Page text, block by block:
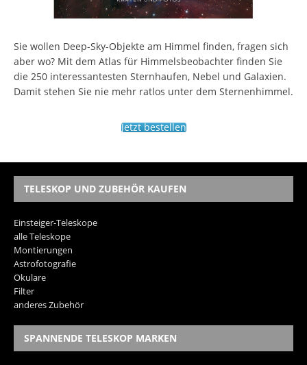
Sie wollen Deep-Sky-Objekte am Himmel finden, fragen sich
aber wo? Mit dem Atlas für Himmelsbeobachter finden Sie
die 250 interessantesten Sternhaufen, Nebel und Galaxien.
Damit stehen Sie nie mehr ratlos unter dem Sternenhimmel.
Jetzt bestellen
TELESKOP UND ZUBEHÖR KAUFEN
Einsteiger-Teleskope
alle Teleskope
Montierungen
Astrofotografie
Okulare
Filter
anderes Zubehör
SPANNENDE TELESKOP MARKEN